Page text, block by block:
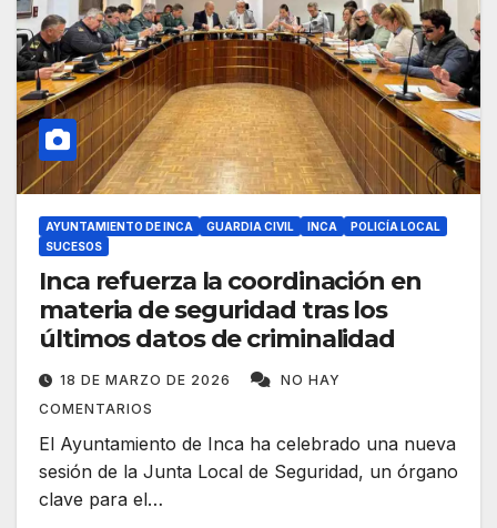
AYUNTAMIENTO DE INCA GUARDIA CIVIL INCA
POLICÍA LOCAL
SUCESOS
Inca refuerza la coordinación en
materia de seguridad tras los
últimos datos de criminalidad
18 DE MARZO DE 2026
NO HAY
COMENTARIOS
El Ayuntamiento de Inca ha celebrado una nueva
sesión de la Junta Local de Seguridad, un órgano
clave para el…